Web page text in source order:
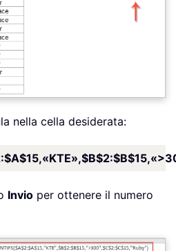
nella cella desiderata:
Invio per ottenere il numero